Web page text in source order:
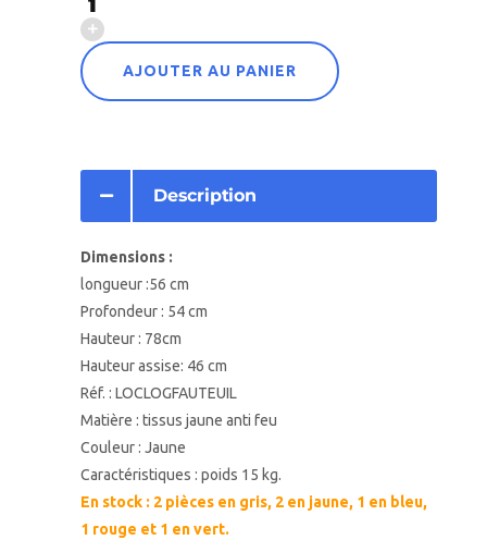
AJOUTER AU PANIER
Description
Dimensions :
longueur :56 cm
Profondeur : 54 cm
Hauteur : 78cm
Hauteur assise: 46 cm
Réf. : LOCLOGFAUTEUIL
Matière : tissus jaune anti feu
Couleur : Jaune
Caractéristiques : poids 15 kg.
En stock : 2 pièces en gris, 2 en jaune, 1 en bleu,
1 rouge et 1 en vert.